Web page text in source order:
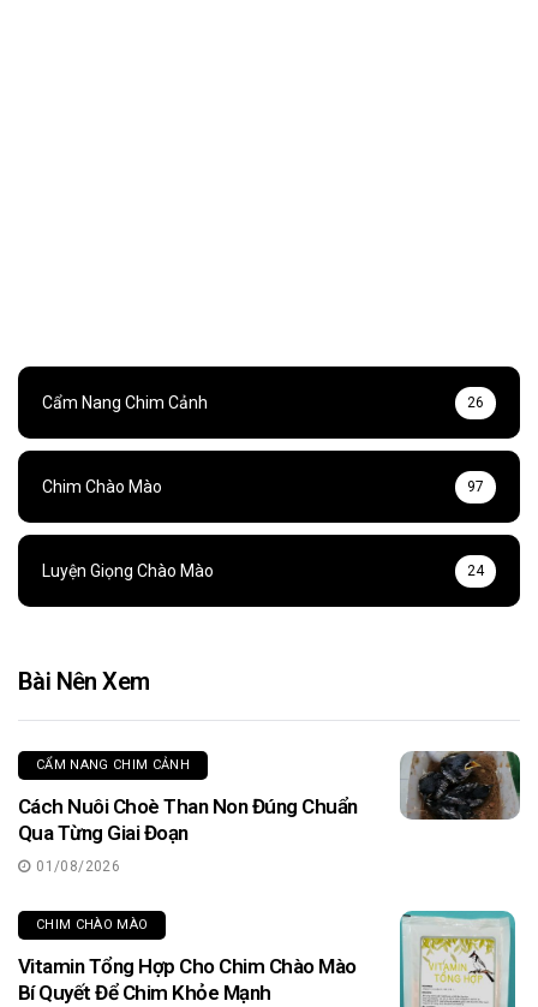
Cẩm Nang Chim Cảnh 26
Chim Chào Mào 97
Luyện Giọng Chào Mào 24
Bài Nên Xem
CẨM NANG CHIM CẢNH
Cách Nuôi Choè Than Non Đúng Chuẩn
Qua Từng Giai Đoạn
01/08/2026
CHIM CHÀO MÀO
Vitamin Tổng Hợp Cho Chim Chào Mào
Bí Quyết Để Chim Khỏe Mạnh